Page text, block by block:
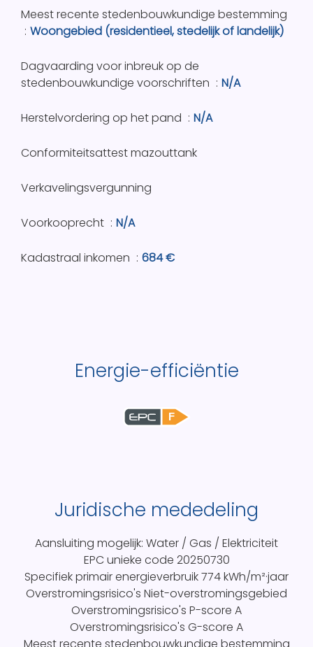
Meest recente stedenbouwkundige bestemming
Woongebied (residentieel, stedelijk of landelijk)
Dagvaarding voor inbreuk op de
stedenbouwkundige voorschriften
N/A
Herstelvordering op het pand N/A
Conformiteitsattest mazouttank
Verkavelingsvergunning
Voorkooprecht N/A
Kadastraal inkomen 684 €
Energie-efficiëntie
F
Juridische mededeling
Aansluiting mogelijk: Water / Gas / Elektriciteit
EPC unieke code 20250730
Specifiek primair energieverbruik774 kWh/m²·jaar
Overstromingsrisico's Niet-overstromingsgebied
Overstromingsrisico's P-score A
Overstromingsrisico's G-score A